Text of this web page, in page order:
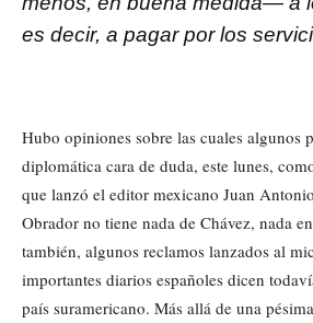
es decir, a pagar por los
Hubo opiniones sobre las cuales algunos
diplomática cara de duda, este lunes,
que lanzó el editor mexicano Juan
Obrador no tiene nada de Chávez, nada
también, algunos reclamos lanzados al
importantes diarios españoles dicen
país suramericano. Más allá de una